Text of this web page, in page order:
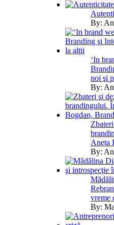
By:
‘In
noi şi
By:
Aneta
By:
vreme
By: